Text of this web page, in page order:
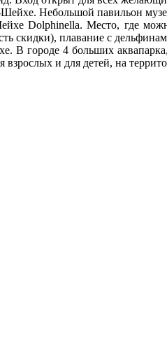
Небольшой павильон
Dolphinella. Место, где
скидки), плавание с
В городе 4 больших
взрослых и для детей, на